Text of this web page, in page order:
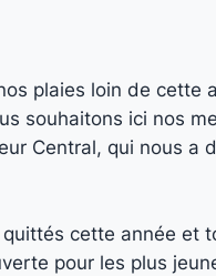
plaies loin de cette
souhaitons ici nos
Central, qui nous a
cette année et
pour les plus